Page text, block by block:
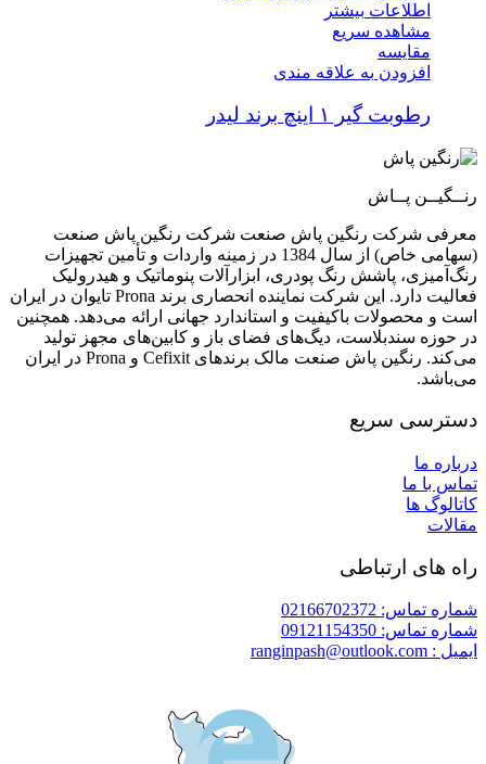
اطلاعات بیشتر
مشاهده سریع
مقایسه
افزودن به علاقه مندی
رطوبت گیر ۱ اینچ برند لیدر
رنــگیــن پــاش
معرفی شرکت رنگین پاش صنعت شرکت رنگین پاش صنعت
(سهامی خاص) از سال 1384 در زمینه واردات و تأمین تجهیزات
رنگ‌آمیزی، پاشش رنگ پودری، ابزارآلات پنوماتیک و هیدرولیک
فعالیت دارد. این شرکت نماینده انحصاری برند Prona تایوان در ایران
است و محصولات باکیفیت و استاندارد جهانی ارائه می‌دهد. همچنین
در حوزه سندبلاست، دیگ‌های فضای باز و کابین‌های مجهز تولید
می‌کند. رنگین پاش صنعت مالک برندهای Cefixit و Prona در ایران
می‌باشد.
دسترسی سریع
درباره ما
تماس با ما
کاتالوگ ها
مقالات
راه های ارتباطی
شماره تماس: 02166702372
شماره تماس: 09121154350
ایمیل : ranginpash@outlook.com